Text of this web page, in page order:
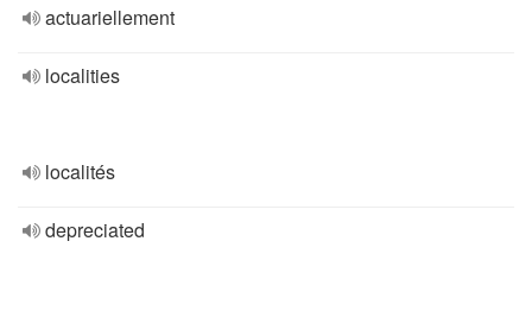
actuariellement
localities
localités
depreciated